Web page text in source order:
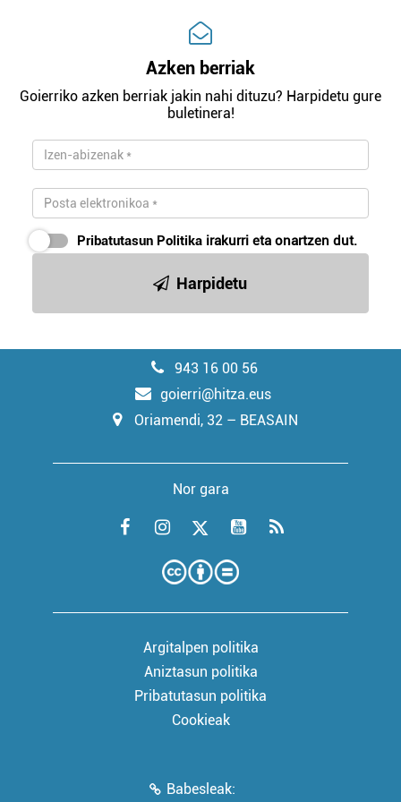
Azken berriak
Goierriko azken berriak jakin nahi dituzu? Harpidetu gure
buletinera!
Pribatutasun Politika irakurri eta onartzen dut.
Harpidetu
943 16 00 56
goierri@hitza.eus
Oriamendi, 32 – BEASAIN
Nor gara
Argitalpen politika
Aniztasun politika
Pribatutasun politika
Cookieak
Babesleak: